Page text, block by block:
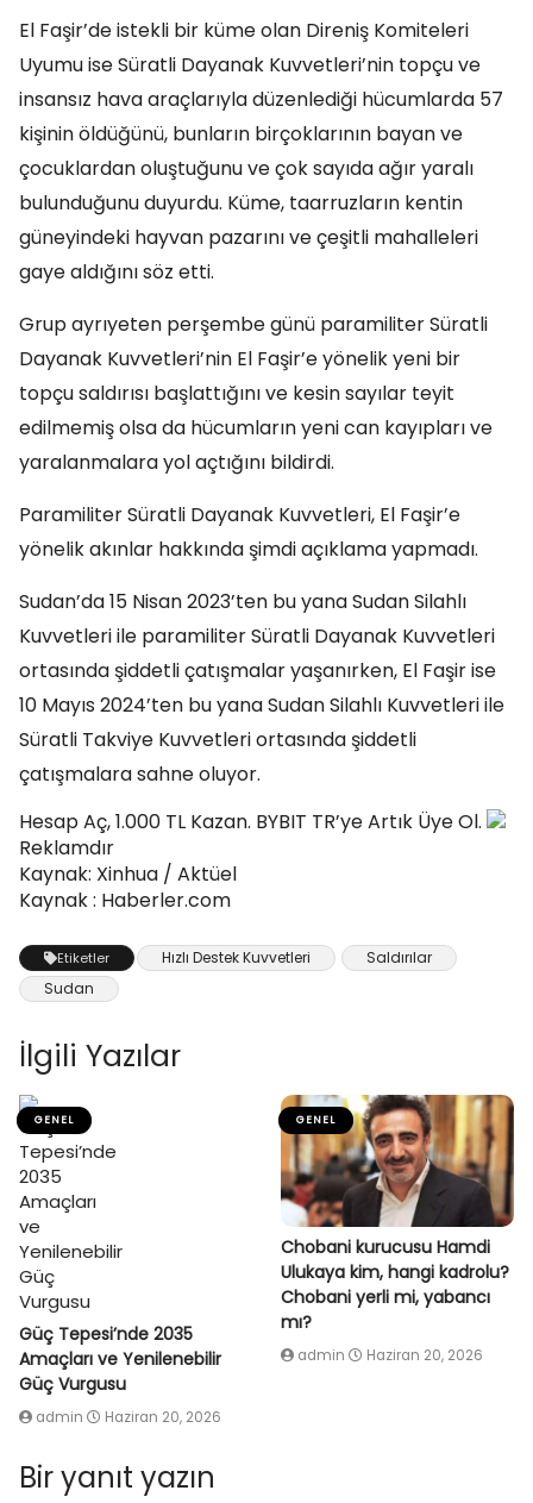
El Faşir’de istekli bir küme olan Direniş Komiteleri
Uyumu ise Süratli Dayanak Kuvvetleri’nin topçu ve
insansız hava araçlarıyla düzenlediği hücumlarda 57
kişinin öldüğünü, bunların birçoklarının bayan ve
çocuklardan oluştuğunu ve çok sayıda ağır yaralı
bulunduğunu duyurdu. Küme, taarruzların kentin
güneyindeki hayvan pazarını ve çeşitli mahalleleri
gaye aldığını söz etti.
Grup ayrıyeten perşembe günü paramiliter Süratli
Dayanak Kuvvetleri’nin El Faşir’e yönelik yeni bir
topçu saldırısı başlattığını ve kesin sayılar teyit
edilmemiş olsa da hücumların yeni can kayıpları ve
yaralanmalara yol açtığını bildirdi.
Paramiliter Süratli Dayanak Kuvvetleri, El Faşir’e
yönelik akınlar hakkında şimdi açıklama yapmadı.
Sudan’da 15 Nisan 2023’ten bu yana Sudan Silahlı
Kuvvetleri ile paramiliter Süratli Dayanak Kuvvetleri
ortasında şiddetli çatışmalar yaşanırken, El Faşir ise
10 Mayıs 2024’ten bu yana Sudan Silahlı Kuvvetleri ile
Süratli Takviye Kuvvetleri ortasında şiddetli
çatışmalara sahne oluyor.
Hesap Aç, 1.000 TL Kazan. BYBIT TR’ye Artık Üye Ol.
Reklamdır
Kaynak: Xinhua / Aktüel
Kaynak : Haberler.com
Etiketler Hızlı Destek Kuvvetleri
Saldırılar
Sudan
İlgili Yazılar
GENEL
Güç Tepesi’nde 2035
Amaçları ve Yenilenebilir
Güç Vurgusu
admin Haziran 20, 2026
GENEL
Chobani kurucusu Hamdi
Ulukaya kim, hangi kadrolu?
Chobani yerli mi, yabancı
mı?
admin Haziran 20, 2026
Bir yanıt yazın